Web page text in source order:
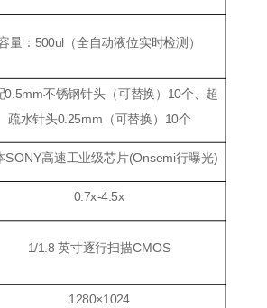
量： 500ul（全自动液位实时检测）
0.5mm不锈钢针头（可替换） 10个、超
疏水针头0.25mm （可替换） 10个
SONY高速工业级芯片(Onsemi行曝光)
0.7x-4.5x
1/1.8 英寸逐行扫描CMOS
1280×1024